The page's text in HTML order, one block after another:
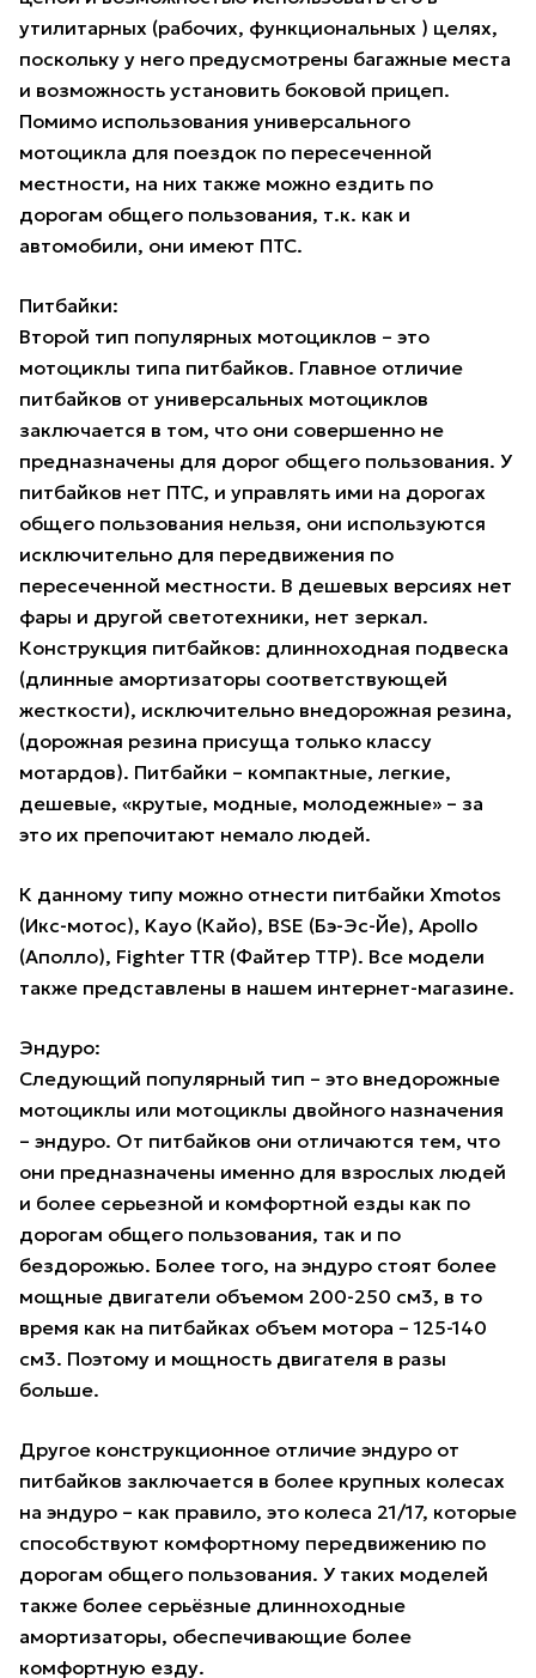
утилитарных (рабочих, функциональных ) целях,
поскольку у него предусмотрены багажные места
и возможность установить боковой прицеп.
Помимо использования универсального
мотоцикла для поездок по пересеченной
местности, на них также можно ездить по
дорогам общего пользования, т.к. как и
автомобили, они имеют ПТС.
Питбайки:
Второй тип популярных мотоциклов – это
мотоциклы типа питбайков. Главное отличие
питбайков от универсальных мотоциклов
заключается в том, что они совершенно не
предназначены для дорог общего пользования. У
питбайков нет ПТС, и управлять ими на дорогах
общего пользования нельзя, они используются
исключительно для передвижения по
пересеченной местности. В дешевых версиях нет
фары и другой светотехники, нет зеркал.
Конструкция питбайков: длинноходная подвеска
(длинные амортизаторы соответствующей
жесткости), исключительно внедорожная резина,
(дорожная резина присуща только классу
мотардов). Питбайки – компактные, легкие,
дешевые, «крутые, модные, молодежные» – за
это их препочитают немало людей.
К данному типу можно отнести питбайки Xmotos
(Икс-мотос), Kayo (Кайо), BSE (Бэ-Эс-Йе), Apollo
(Аполло), Fighter TTR (Файтер ТТР). Все модели
также представлены в нашем интернет-магазине.
Эндуро:
Следующий популярный тип – это внедорожные
мотоциклы или мотоциклы двойного назначения
– эндуро. От питбайков они отличаются тем, что
они предназначены именно для взрослых людей
и более серьезной и комфортной езды как по
дорогам общего пользования, так и по
бездорожью. Более того, на эндуро стоят более
мощные двигатели объемом 200-250 см3, в то
время как на питбайках объем мотора – 125-140
см3. Поэтому и мощность двигателя в разы
больше.
Другое конструкционное отличие эндуро от
питбайков заключается в более крупных колесах
на эндуро – как правило, это колеса 21/17, которые
способствуют комфортному передвижению по
дорогам общего пользования. У таких моделей
также более серьёзные длинноходные
амортизаторы, обеспечивающие более
комфортную езду.